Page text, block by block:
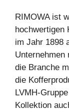
RIMOWA ist
hochwertigen
im Jahr 1898
Unternehmen
die Branche
die
LVMH-
Kollektion